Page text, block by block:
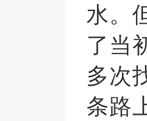
水。
了当
多次
条路